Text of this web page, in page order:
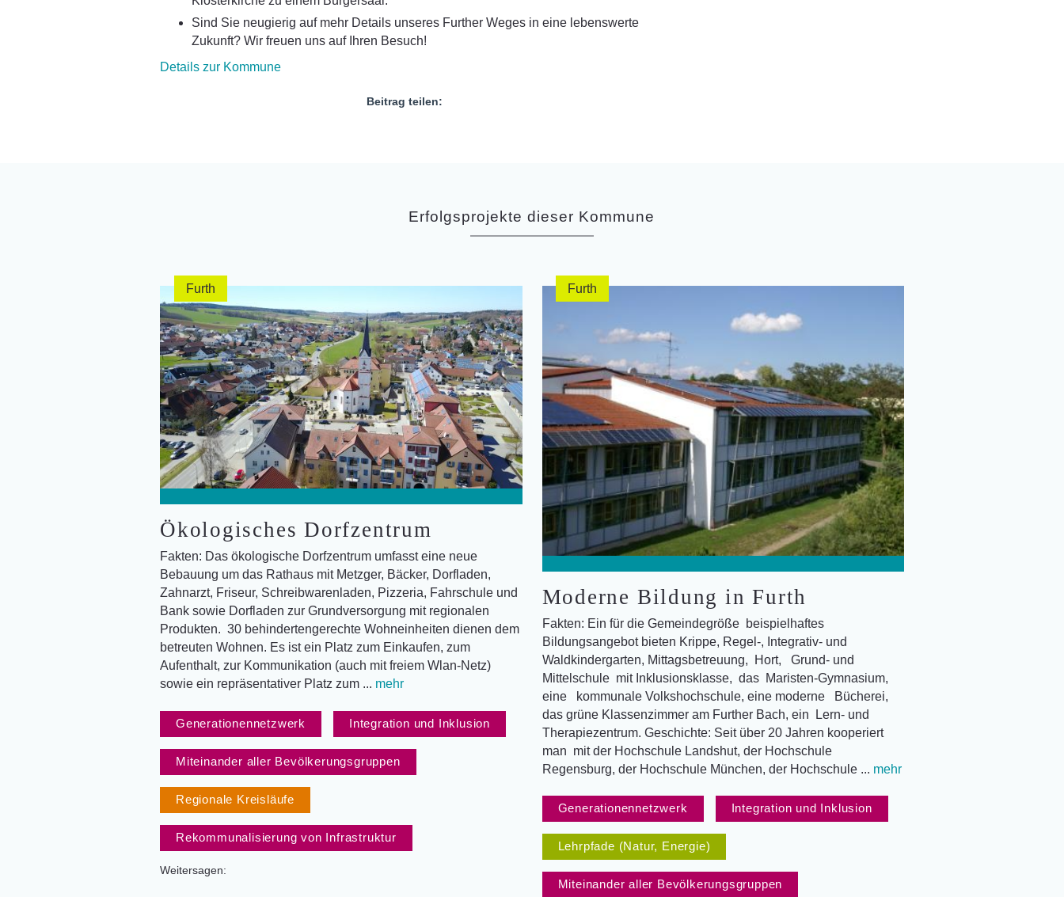
Sind Sie neugierig auf mehr Details unseres Further Weges in eine lebenswerte
Zukunft? Wir freuen uns auf Ihren Besuch!
Details zur Kommune
Beitrag teilen:
Erfolgsprojekte dieser Kommune
Furth
Ökologisches Dorfzentrum
Fakten: Das ökologische Dorfzentrum umfasst eine neue
Bebauung um das Rathaus mit Metzger, Bäcker, Dorfladen,
Zahnarzt, Friseur, Schreibwarenladen, Pizzeria, Fahrschule und
Bank sowie Dorfladen zur Grundversorgung mit regionalen
Produkten. 30 behindertengerechte Wohneinheiten dienen dem
betreuten Wohnen. Es ist ein Platz zum Einkaufen, zum
Aufenthalt, zur Kommunikation (auch mit freiem Wlan-Netz)
sowie ein repräsentativer Platz zum ... mehr
Generationennetzwerk Integration und Inklusion
Miteinander aller Bevölkerungsgruppen
Regionale Kreisläufe
Rekommunalisierung von Infrastruktur
Weitersagen:
Furth
Moderne Bildung in Furth
Fakten: Ein für die Gemeindegröße beispielhaftes
Bildungsangebot bieten Krippe, Regel-, Integrativ- und
Waldkindergarten, Mittagsbetreuung, Hort, Grund- und
Mittelschule mit Inklusionsklasse, das Maristen-Gymnasium,
eine kommunale Volkshochschule, eine moderne Bücherei,
das grüne Klassenzimmer am Further Bach, ein Lern- und
Therapiezentrum. Geschichte: Seit über 20 Jahren kooperiert
man mit der Hochschule Landshut, der Hochschule
Regensburg, der Hochschule München, der Hochschule ... mehr
Generationennetzwerk Integration und Inklusion
Lehrpfade (Natur, Energie)
Miteinander aller Bevölkerungsgruppen